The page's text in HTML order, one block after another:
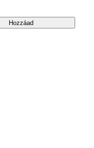
Hozzáad